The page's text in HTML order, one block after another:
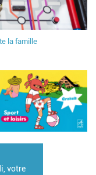
la famille
votre